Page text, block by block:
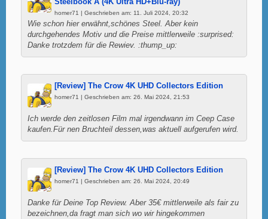
homer71 | Geschrieben am: 11. Juli 2024, 20:32
Wie schon hier erwähnt,schönes Steel. Aber kein
durchgehendes Motiv und die Preise mittlerweile :surprised:
Danke trotzdem für die Rewiev. :thump_up:
[Review] The Crow 4K UHD Collectors Edition
homer71 | Geschrieben am: 26. Mai 2024, 21:53
Ich werde den zeitlosen Film mal irgendwann im Ceep Case
kaufen.Für nen Bruchteil dessen,was aktuell aufgerufen wird.
[Review] The Crow 4K UHD Collectors Edition
homer71 | Geschrieben am: 26. Mai 2024, 20:49
Danke für Deine Top Review. Aber 35€ mittlerweile als fair zu
bezeichnen,da fragt man sich wo wir hingekommen